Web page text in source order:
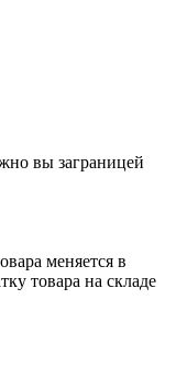
вы заграницей
меняется в
товара на складе